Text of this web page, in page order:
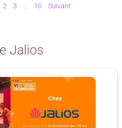
2 3 10 Suivant
Jalios
a
a
a